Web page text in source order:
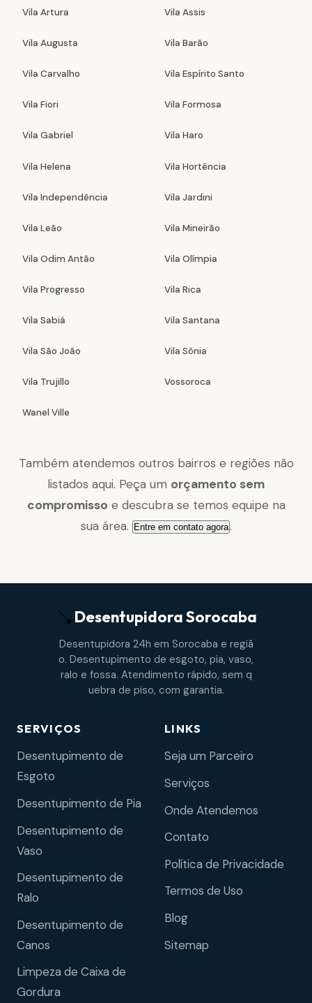
Vila Artura Vila Assis
Vila Augusta Vila Barão
Vila Carvalho Vila Espírito Santo
Vila Fiori Vila Formosa
Vila Gabriel Vila Haro
Vila Helena Vila Hortência
Vila Independência Vila Jardini
Vila Leão Vila Mineirão
Vila Odim Antão Vila Olímpia
Vila Progresso Vila Rica
Vila Sabiá Vila Santana
Vila São João Vila Sônia
Vila Trujillo Vossoroca
Wanel Ville
Também atendemos outros bairros e regiões não
listados aqui. Peça um orçamento sem
compromisso e descubra se temos equipe na
sua área. Entre em contato agora.
DesentupidoraSorocaba
Desentupidora 24h em Sorocaba e regiã
o. Desentupimento de esgoto, pia, vaso,
ralo e fossa. Atendimento rápido, sem q
uebra de piso, com garantia.
SERVIÇOS
Desentupimento de
Esgoto
Desentupimento de Pia
Desentupimento de
Vaso
Desentupimento de
Ralo
Desentupimento de
Canos
Limpeza de Caixa de
Gordura
LINKS
Seja um Parceiro
Serviços
Onde Atendemos
Contato
Política de Privacidade
Termos de Uso
Blog
Sitemap